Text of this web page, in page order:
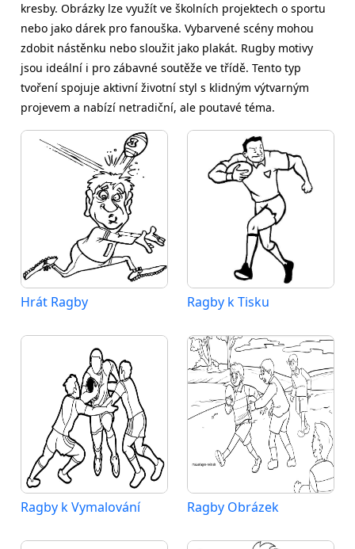
kresby. Obrázky lze využít ve školních projektech o sportu
nebo jako dárek pro fanouška. Vybarvené scény mohou
zdobit nástěnku nebo sloužit jako plakát. Rugby motivy
jsou ideální i pro zábavné soutěže ve třídě. Tento typ
tvoření spojuje aktivní životní styl s klidným výtvarným
projevem a nabízí netradiční, ale poutavé téma.
Hrát Ragby Ragby k Tisku
Ragby k Vymalování Ragby Obrázek